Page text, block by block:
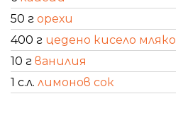
50 г орехи
400 г цедено кисело мляко
10 г ванилия
1 с.л. лимонов сок